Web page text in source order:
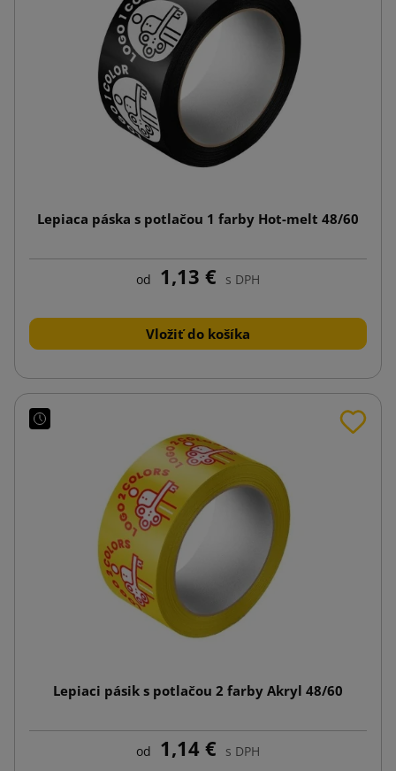
Lepiaca páska s potlačou 1 farby Hot-melt 48/60
od 1,13 € s DPH
Vložiť do košíka
Lepiaci pásik s potlačou 2 farby Akryl 48/60
od 1,14 € s DPH